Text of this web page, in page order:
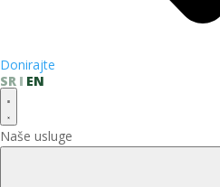
Donirajte
SR
EN
Naše usluge